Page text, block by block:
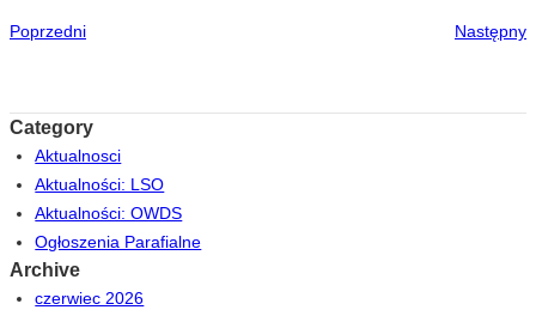
Poprzedni Następny
Category
Aktualnosci
Aktualności: LSO
Aktualności: OWDS
Ogłoszenia Parafialne
Archive
czerwiec 2026